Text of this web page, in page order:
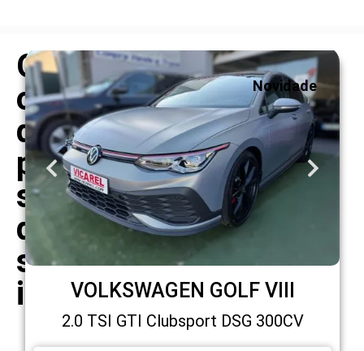
Outras
opções
que
podem
ser
do
seu
interesse
Novidade
VOLKSWAGEN GOLF VIII
2.0 TSI GTI Clubsport DSG 300CV